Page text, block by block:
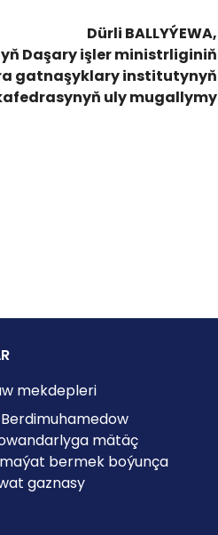
Dürli BALLYÝEWA,
Daşary işler ministrliginiň
gatnaşyklary institutynyň
uly mugallymy
mekdepleri
mätäç
bermek boýunça
gaznasy